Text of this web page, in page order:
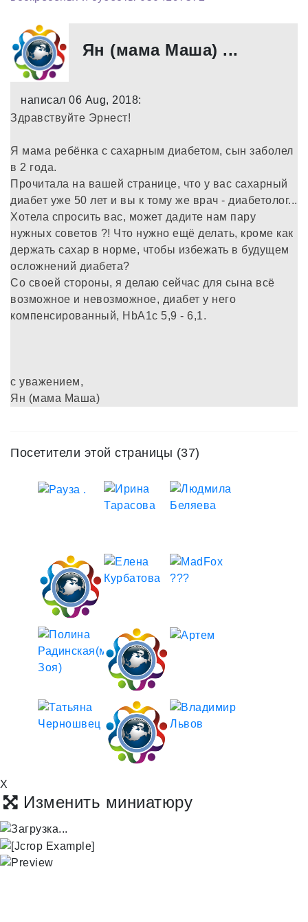
Ян (мама Маша) ...
написал 06 Aug, 2018:
Здравствуйте Эрнест!
Я мама ребёнка с сахарным диабетом, сын заболел
в 2 года.
Прочитала на вашей странице, что у вас сахарный
диабет уже 50 лет и вы к тому же врач - диабетолог...
Хотела спросить вас, может дадите нам пару
нужных советов ?! Что нужно ещё делать, кроме как
держать сахар в норме, чтобы избежать в будущем
осложнений диабета?
Со своей стороны, я делаю сейчас для сына всё
возможное и невозможное, диабет у него
компенсированный, HbA1c 5,9 - 6,1.
с уважением,
Ян (мама Маша)
Посетители этой страницы (37)
X
Изменить миниатюру